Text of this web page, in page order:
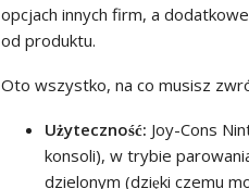
opcjach innych firm, a
od produktu.
Oto wszystko, na co musisz
Użyteczność: Joy-Cons
konsoli), w trybie
dzielonym (dzięki czemu